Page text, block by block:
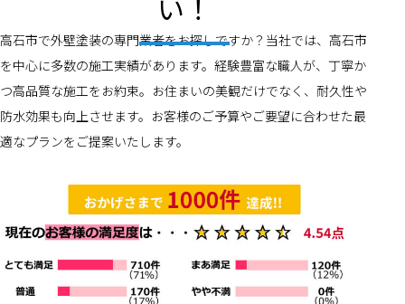
い！
高石市で外壁塗装の専門業者をお探しですか？当社では、高石市
を中心に多数の施工実績があります。経験豊富な職人が、丁寧か
つ高品質な施工をお約束。お住まいの美観だけでなく、耐久性や
防水効果も向上させます。お客様のご予算やご要望に合わせた最
適なプランをご提案いたします。